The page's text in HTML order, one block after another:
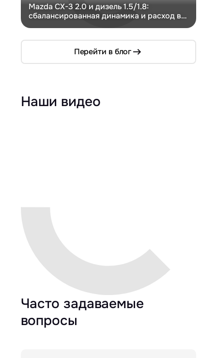
Mazda CX-3 2.0 и дизель 1.5/1.8:
сбалансированная динамика и расход в
Перейти в блог
Наши видео
Часто задаваемые
вопросы